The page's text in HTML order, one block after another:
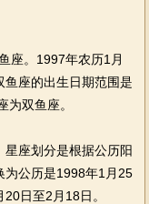
。1997年农历1月
座的出生日期范围是
双鱼座。
座划分是根据公历阳
为公历是1998年1月25
日至2月18日。